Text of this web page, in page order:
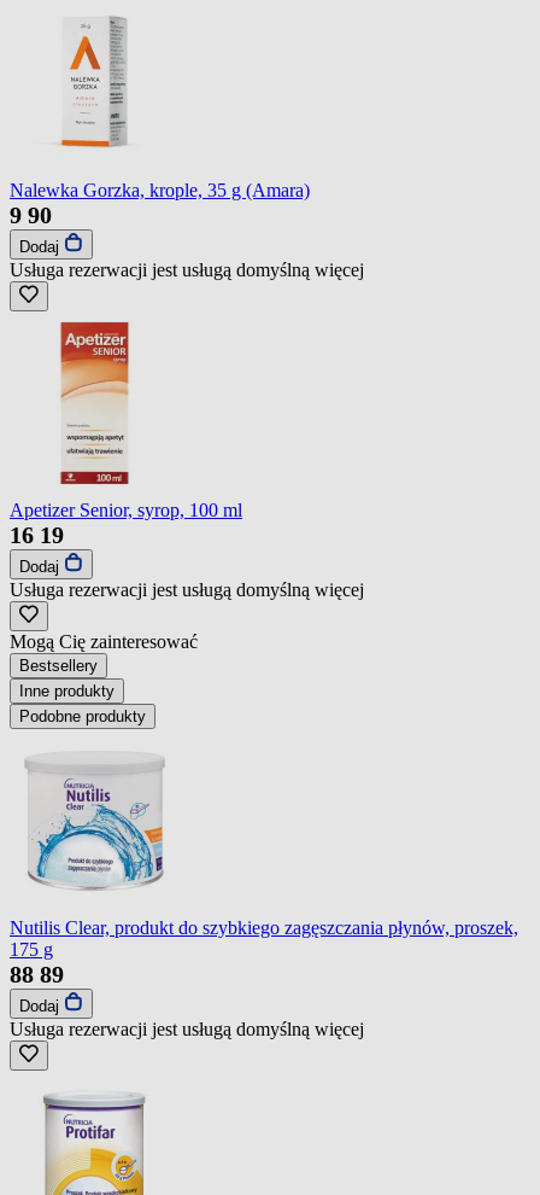
Nalewka Gorzka, krople, 35 g (Amara)
9 90
Dodaj
Usługa rezerwacji jest usługą domyślną więcej
Apetizer Senior, syrop, 100 ml
16 19
Dodaj
Usługa rezerwacji jest usługą domyślną więcej
Mogą Cię zainteresować
Bestsellery
Inne produkty
Podobne produkty
Nutilis Clear, produkt do szybkiego zagęszczania płynów, proszek,
175 g
88 89
Dodaj
Usługa rezerwacji jest usługą domyślną więcej